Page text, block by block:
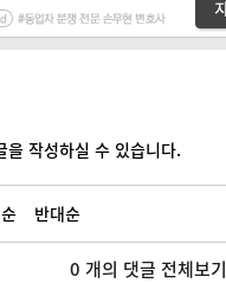
을 작성하실 수 있습니다.
반대순
0 개의 댓글 전체보기